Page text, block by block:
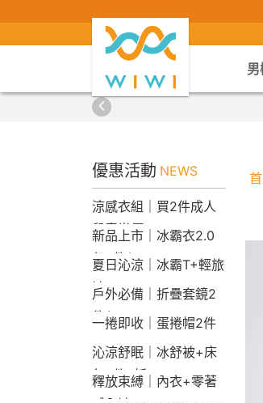
優惠活動 NEWS
涼感衣組｜買2件成人
兒童半價
新品上市｜冰霸衣2.0
任2件$2290
夏日沁涼｜冰霸T+輕旅
褲
戶外必備｜折疊套鏡2
件$1790
一捲即收｜蛋捲帽2件
1790
沁涼舒眠｜冰舒被+床
包2件9折
釋放束縛｜內衣+零著